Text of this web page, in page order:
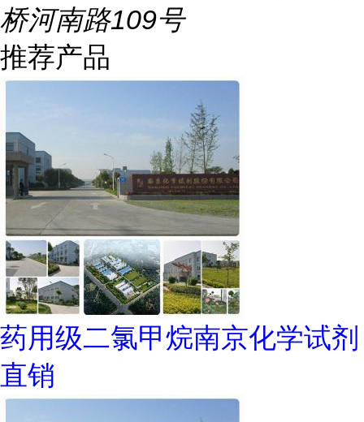
桥河南路109号
推荐产品
药用级二氯甲烷南京化学试剂
直销